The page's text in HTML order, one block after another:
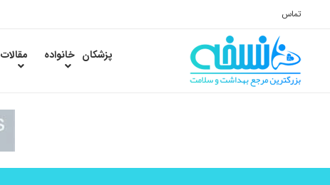
تماس
پزشکان خانواده مقالات